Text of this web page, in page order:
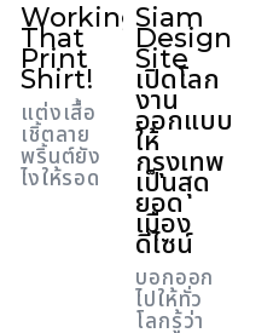
Working
That
Print
Shirt!
แต่งเสื้อ
เชิ้ตลาย
พริ้นต์ยัง
ไงให้รอด
Siam
Design
Site
เปิดโลก
งาน
ออกแบบ
ให้
กรุงเทพ
เป็นสุด
ยอด
เมือง
ดีไซน์
บอกออก
ไปให้ทั่ว
โลกรู้ว่า